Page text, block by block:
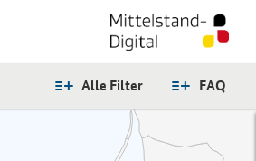
FAQ
Alle Filter